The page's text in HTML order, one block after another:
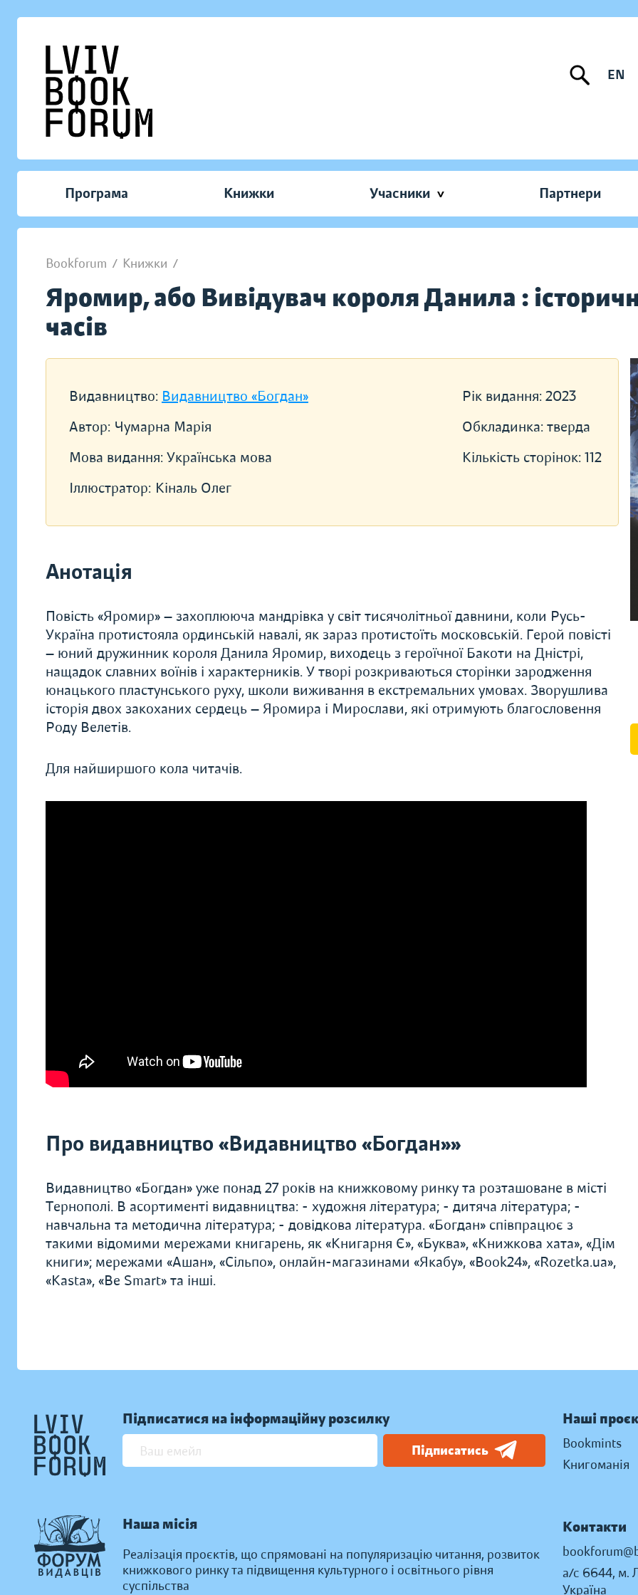
EN
Програма Книжки Учасники Партнери
Bookforum / Книжки /
Яромир, або Вивідувач короля Данила :
часів
Видавництво: Видавництво «Богдан»
Автор: Чумарна Марія
Мова видання: Українська мова
Іллюстратор: Кіналь Олег
Рік видання: 2023
Обкладинка: тверда
Кількість сторінок: 112
Анотація
Повість «Яромир» — захоплююча мандрівка у світ тисячолітньої давнини, коли Русь-
Україна протистояла ординській навалі, як зараз протистоїть московській. Герой повісті
— юний дружинник короля Данила Яромир, виходець з героїчної Бакоти на Дністрі,
нащадок славних воїнів і характерників. У творі розкриваються сторінки зародження
юнацького пластунського руху, школи виживання в екстремальних умовах. Зворушлива
історія двох закоханих сердець — Яромира і Мирослави, які отримують благословення
Роду Велетів.
Для найширшого кола читачів.
Про видавництво «Видавництво «Богдан»»
Видавництво «Богдан» уже понад 27 років на книжковому ринку та розташоване в місті
Тернополі. В асортименті видавництва: - художня література; - дитяча література; -
навчальна та методична література; - довідкова література. «Богдан» співпрацює з
такими відомими мережами книгарень, як «Книгарня Є», «Буква», «Книжкова хата», «Дім
книги»; мережами «Ашан», «Сільпо», онлайн-магазинами «Якабу», «Book24», «Rozetka.ua»,
«Kasta», «Be Smart» та інші.
Підписатися на інформаційну розсилку
Підписатись
Наша місія
Реалізація проєктів, що спрямовані на популяризацію читання, розвиток
книжкового ринку та підвищення культурного і освітнього рівня
суспільства
Наші
Bookmints
Книгоманія
Контакти
а/с 6644, м.
Україна